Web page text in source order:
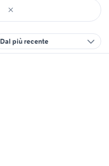
Dal più recente